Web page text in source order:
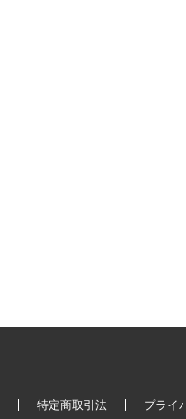
特定商取引法 プライ